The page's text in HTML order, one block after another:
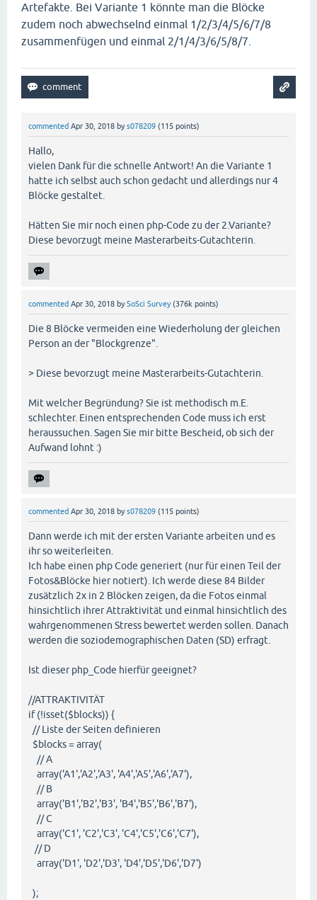
Artefakte. Bei Variante 1 könnte man die Blöcke
zudem noch abwechselnd einmal 1/2/3/4/5/6/7/8
zusammenfügen und einmal 2/1/4/3/6/5/8/7.
commented Apr 30, 2018 bys078209 (115 points)
Hallo,
vielen Dank für die schnelle Antwort! An die Variante 1
hatte ich selbst auch schon gedacht und allerdings nur 4
Blöcke gestaltet.
Hätten Sie mir noch einen php-Code zu der 2.Variante?
Diese bevorzugt meine Masterarbeits-Gutachterin.
commented Apr 30, 2018 bySoSci Survey (376k points)
Die 8 Blöcke vermeiden eine Wiederholung der gleichen
Person an der "Blockgrenze".
> Diese bevorzugt meine Masterarbeits-Gutachterin.
Mit welcher Begründung? Sie ist methodisch m.E.
schlechter. Einen entsprechenden Code muss ich erst
heraussuchen. Sagen Sie mir bitte Bescheid, ob sich der
Aufwand lohnt :)
commented Apr 30, 2018 bys078209 (115 points)
Dann werde ich mit der ersten Variante arbeiten und es
ihr so weiterleiten.
Ich habe einen php Code generiert (nur für einen Teil der
Fotos&Blöcke hier notiert). Ich werde diese 84 Bilder
zusätzlich 2x in 2 Blöcken zeigen, da die Fotos einmal
hinsichtlich ihrer Attraktivität und einmal hinsichtlich des
wahrgenommenen Stress bewertet werden sollen. Danach
werden die soziodemographischen Daten (SD) erfragt.
Ist dieser php_Code hierfür geeignet?
//ATTRAKTIVITÄT
if (!isset($blocks)) {
// Liste der Seiten definieren
$blocks = array(
// A
array('A1','A2','A3', 'A4','A5','A6','A7'),
// B
array('B1','B2','B3', 'B4','B5','B6','B7'),
// C
array('C1', 'C2','C3', 'C4','C5','C6','C7'),
// D
array('D1', 'D2','D3', 'D4','D5','D6','D7')
);